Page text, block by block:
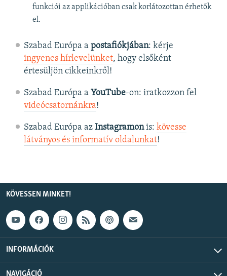
funkciói az applikációban csak korlátozottan érhetők
el.
Szabad Európa a postafiókjában: kérje
ingyenes hírlevelünket, hogy elsőként
értesüljön cikkeinkről!
Szabad Európa a YouTube-on: iratkozzon fel
videócsatornánkra!
Szabad Európa az Instagramonis: kövesse
látványos és informatív oldalunkat! ​
KÖVESSEN MINKET!
INFORMÁCIÓK
NAVIGÁCIÓ